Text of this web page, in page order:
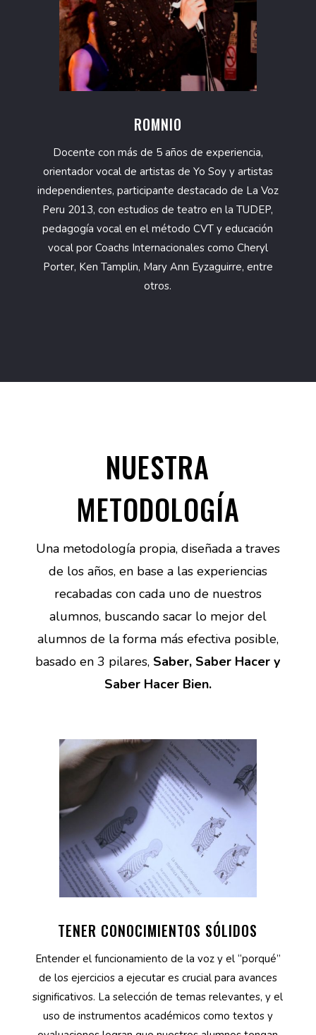
ROMNIO
Docente con más de 5 años de experiencia,
orientador vocal de artistas de Yo Soy y artistas
independientes, participante destacado de La Voz
Peru 2013, con estudios de teatro en la TUDEP,
pedagogía vocal en el método CVT y educación
vocal por Coachs Internacionales como Cheryl
Porter, Ken Tamplin, Mary Ann Eyzaguirre, entre
otros.
NUESTRA
METODOLOGÍA
Una metodología propia, diseñada a traves
de los años, en base a las experiencias
recabadas con cada uno de nuestros
alumnos, buscando sacar lo mejor del
alumnos de la forma más efectiva posible,
basado en 3 pilares, Saber, Saber Hacer y
Saber Hacer Bien.
TENER CONOCIMIENTOS SÓLIDOS
Entender el funcionamiento de la voz y el “porqué”
de los ejercicios a ejecutar es crucial para avances
significativos. La selección de temas relevantes, y el
uso de instrumentos académicos como textos y